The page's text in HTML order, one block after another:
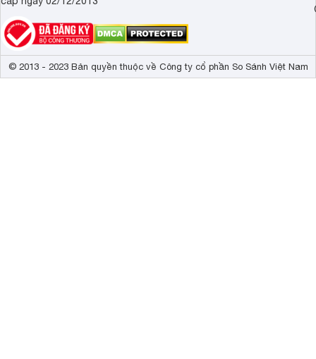
© 2013 - 2023 Bản quyền thuộc về Công ty cổ phần So Sánh Việt Nam